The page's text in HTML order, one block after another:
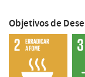
Objetivos de